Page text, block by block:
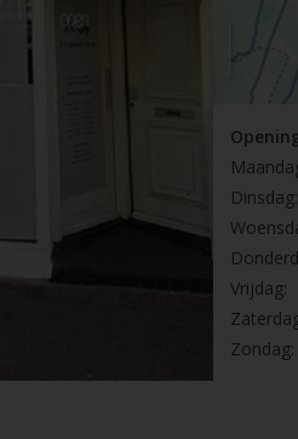
Dinsdag:
Vrijdag:
Zondag: